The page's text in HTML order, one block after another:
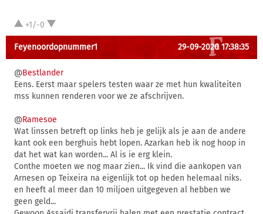
+1/-0
Feyenoordopnummer1 29-09-2020 17:38:35
@Bestlander
Eens. Eerst maar spelers testen waar ze met hun kwaliteiten
mss kunnen renderen voor we ze afschrijven.
@Ramesoe
Wat linssen betreft op links heb je gelijk als je aan de andere
kant ook een berghuis hebt lopen. Azarkan heb ik nog hoop in
dat het wat kan worden... Al is ie erg klein.
Conthe moeten we nog maar zien... Ik vind die aankopen van
Arnesen op Teixeira na eigenlijk tot op heden helemaal niks.
en heeft al meer dan 10 miljoen uitgegeven al hebben we
geen geld...